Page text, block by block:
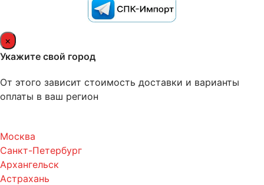
×
Укажите свой город
От этого зависит стоимость доставки и варианты
оплаты в ваш регион
Москва
Санкт-Петербург
Архангельск
Астрахань